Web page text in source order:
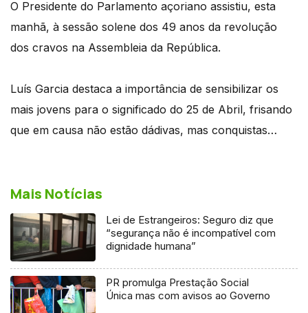
O Presidente do Parlamento açoriano assistiu, esta
manhã, à sessão solene dos 49 anos da revolução
dos cravos na Assembleia da República.
Luís Garcia destaca a importância de sensibilizar os
mais jovens para o significado do 25 de Abril, frisando
que em causa não estão dádivas, mas conquistas…
Mais Notícias
Lei de Estrangeiros: Seguro diz que
“segurança não é incompatível com
dignidade humana”
PR promulga Prestação Social
Única mas com avisos ao Governo